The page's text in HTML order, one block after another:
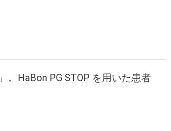
。HaBon PG STOP を用いた患者